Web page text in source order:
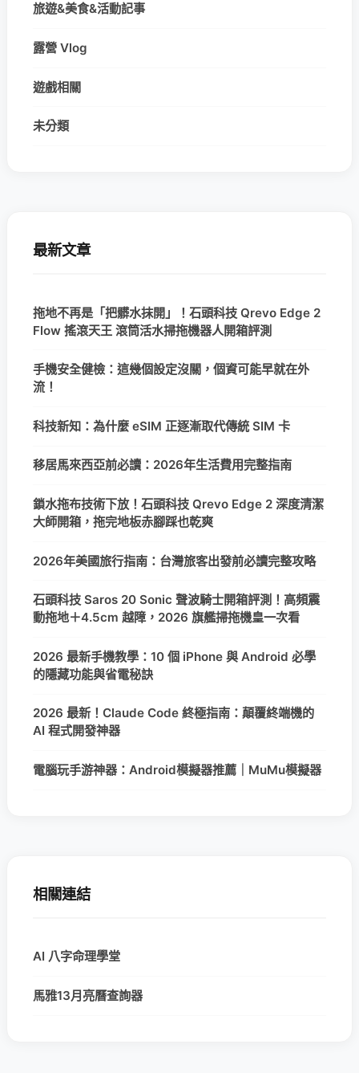
旅遊&美食&活動記事
露營 Vlog
遊戲相關
未分類
最新文章
拖地不再是「把髒水抹開」！石頭科技 Qrevo Edge 2
Flow 搖滾天王 滾筒活水掃拖機器人開箱評測
手機安全健檢：這幾個設定沒關，個資可能早就在外
流！
科技新知：為什麼 eSIM 正逐漸取代傳統 SIM 卡
移居馬來西亞前必讀：2026年生活費用完整指南
鎖水拖布技術下放！石頭科技 Qrevo Edge 2 深度清潔
大師開箱，拖完地板赤腳踩也乾爽
2026年美國旅行指南：台灣旅客出發前必讀完整攻略
石頭科技 Saros 20 Sonic 聲波騎士開箱評測！高頻震
動拖地＋4.5cm 越障，2026 旗艦掃拖機皇一次看
2026 最新手機教學：10 個 iPhone 與 Android 必學
的隱藏功能與省電秘訣
2026 最新！Claude Code 終極指南：顛覆終端機的
AI 程式開發神器
電腦玩手游神器：Android模擬器推薦｜MuMu模擬器
相關連結
AI 八字命理學堂
馬雅13月亮曆查詢器